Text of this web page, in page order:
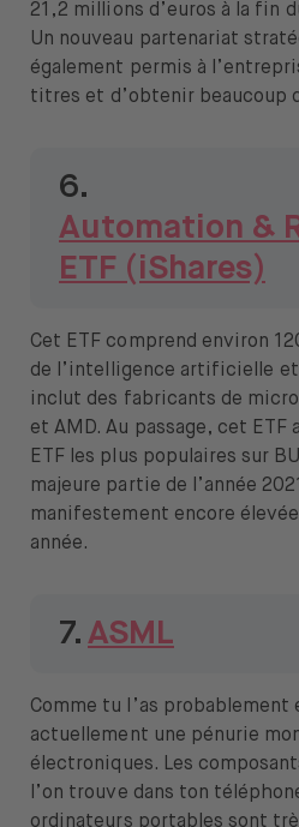
21,2 millions d’euros à la fin
Un nouveau partenariat
également permis à
titres et d’obtenir beaucoup
6.
Automation &
ETF (iShares)
Cet ETF comprend environ
de l’intelligence artificielle
inclut des fabricants de
et AMD. Au passage, cet
ETF les plus populaires sur
majeure partie de l’année
manifestement encore
année.
7. ASML
Comme tu l’as probablement
actuellement une pénurie
électroniques. Les
l’on trouve dans ton
ordinateurs portables sont